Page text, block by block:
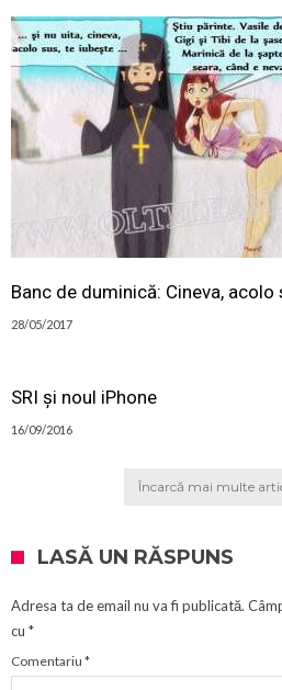
Banc de duminică: Cineva, acolo
28/05/2017
SRI și noul iPhone
16/09/2016
Încarcă mai multe
LASĂ UN RĂSPUNS
Adresa ta de email nu va fi publicată.
cu *
Comentariu *